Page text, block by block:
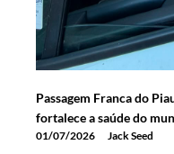
Passagem Franca do
fortalece a saúde do
01/07/2026 Jack Seed